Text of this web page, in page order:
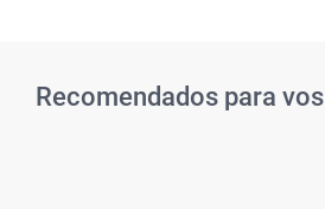
Recomendados para vos